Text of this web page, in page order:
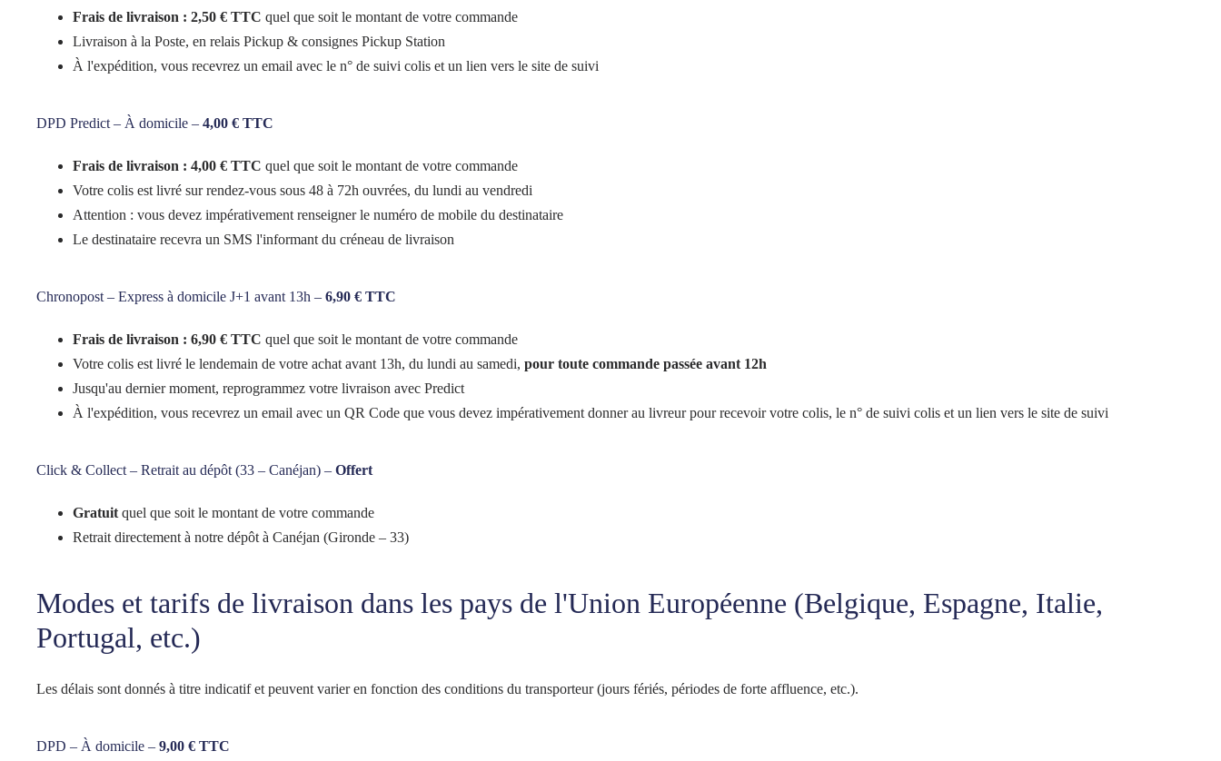
Frais de livraison : 2,50 € TTC quel que soit le montant de votre commande
Livraison à la Poste, en relais Pickup & consignes Pickup Station
À l'expédition, vous recevrez un email avec le n° de suivi colis et un lien vers le site de suivi
DPD Predict – À domicile – 4,00 € TTC
Frais de livraison : 4,00 € TTC quel que soit le montant de votre commande
Votre colis est livré sur rendez-vous sous 48 à 72h ouvrées, du lundi au vendredi
Attention : vous devez impérativement renseigner le numéro de mobile du destinataire
Le destinataire recevra un SMS l'informant du créneau de livraison
Chronopost – Express à domicile J+1 avant 13h – 6,90 € TTC
Frais de livraison : 6,90 € TTC quel que soit le montant de votre commande
Votre colis est livré le lendemain de votre achat avant 13h, du lundi au samedi, pour toute commande passée avant 12h
Jusqu'au dernier moment, reprogrammez votre livraison avec Predict
À l'expédition, vous recevrez un email avec un QR Code que vous devez impérativement donner au livreur pour recevoir votre colis, le n° de suivi colis et un lien vers le site de suivi
Click & Collect – Retrait au dépôt (33 – Canéjan) – Offert
Gratuit quel que soit le montant de votre commande
Retrait directement à notre dépôt à Canéjan (Gironde – 33)
Modes et tarifs de livraison dans les pays de l'Union Européenne (Belgique, Espagne, Italie,
Portugal, etc.)
Les délais sont donnés à titre indicatif et peuvent varier en fonction des conditions du transporteur (jours fériés, périodes de forte affluence, etc.).
DPD – À domicile – 9,00 € TTC